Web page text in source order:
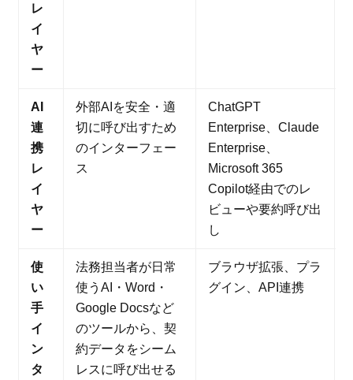
レ
イ
ヤ
ー
AI
連
携
レ
イ
ヤ
ー
外部AIを安全・適
切に呼び出すため
のインターフェー
ス
ChatGPT
Enterprise、Claude
Enterprise、
Microsoft 365
Copilot経由でのレ
ビューや要約呼び出
し
使
い
手
イ
ン
タ
法務担当者が日常
使うAI・Word・
Google Docsなど
のツールから、契
約データをシーム
レスに呼び出せる
ブラウザ拡張、プラ
グイン、API連携